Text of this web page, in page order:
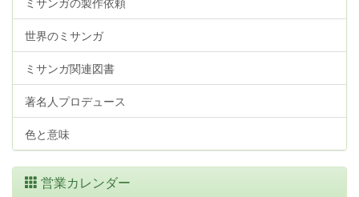
世界のミサンガ
ミサンガ関連図書
著名人プロデュース
色と意味
営業カレンダー